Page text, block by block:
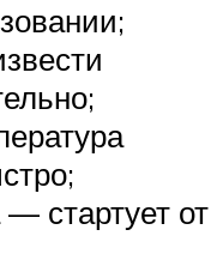
стартует от